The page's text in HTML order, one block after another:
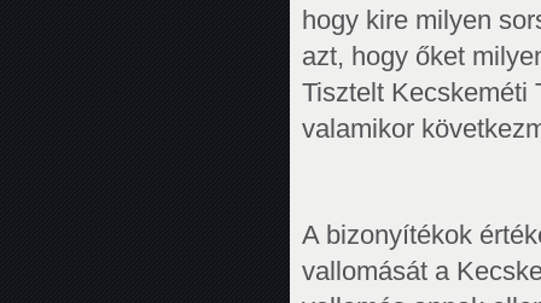
hogy kire milyen
azt, hogy őket
Tisztelt Kecskeméti
valamikor
A bizonyítékok
vallomását a